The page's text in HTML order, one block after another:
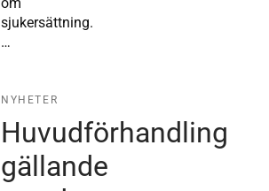
sjukersättning.
…
NYHETER
Huvudförhandling
gällande